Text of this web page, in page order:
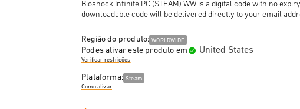
Bioshock Infinite PC (STEAM) WW is a digital code with no
downloadable code will be delivered directly to your email
Região do produto: WORLDWIDE
Podes ativar este produto em United States
Verificar restrições
Plataforma: Steam
Como ativar